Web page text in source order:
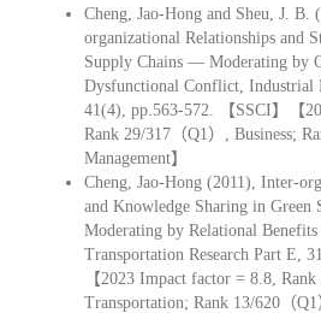
Cheng, Jao-Hong and Sheu, J. B.
organizational Relationships and
Supply Chains — Moderating by
Dysfunctional Conflict, Industrial
41(4), pp.563-572. 【SSCI】【
Rank 29/317（Q1）, Business;
Management】
Cheng, Jao-Hong (2011), Inter-
and Knowledge Sharing in
Moderating by Relational Benefits
Transportation Research Part E,
【2023 Impact factor = 8.8, Rank
Transportation; Rank 13/620（Q1